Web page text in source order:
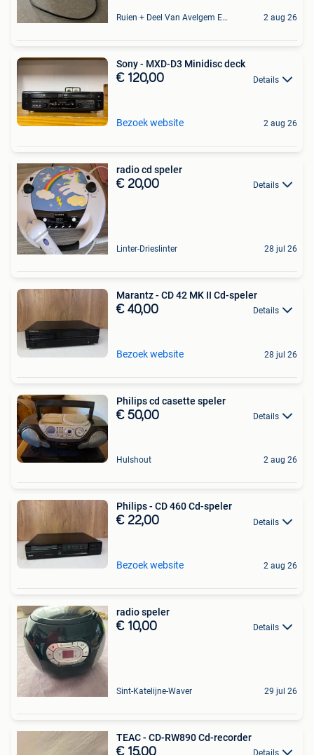
Ruien + Deel Van Avelgem En Waarmaarde 2 aug 26
Sony - MXD-D3 Minidisc deck
€ 120,00 Details
Bezoek website 2 aug 26
radio cd speler
€ 20,00 Details
Linter-Drieslinter 28 jul 26
Marantz - CD 42 MK II Cd-speler
€ 40,00 Details
Bezoek website 28 jul 26
Philips cd casette speler
€ 50,00 Details
Hulshout 2 aug 26
Philips - CD 460 Cd-speler
€ 22,00 Details
Bezoek website 2 aug 26
radio speler
€ 10,00 Details
Sint-Katelijne-Waver 29 jul 26
TEAC - CD-RW890 Cd-recorder
€ 15,00 Details